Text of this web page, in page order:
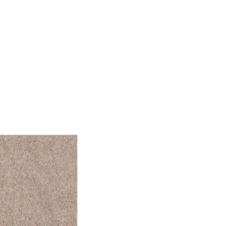
Nutzung der
ändern, wie die
der Sie sich befinden.
Website verhalten,